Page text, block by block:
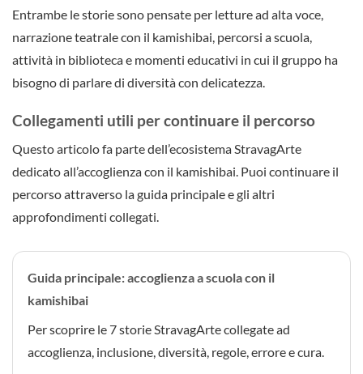
Entrambe le storie sono pensate per letture ad alta voce,
narrazione teatrale con il kamishibai, percorsi a scuola,
attività in biblioteca e momenti educativi in cui il gruppo ha
bisogno di parlare di diversità con delicatezza.
Collegamenti utili per continuare il percorso
Questo articolo fa parte dell’ecosistema StravagArte
dedicato all’accoglienza con il kamishibai. Puoi continuare il
percorso attraverso la guida principale e gli altri
approfondimenti collegati.
Guida principale: accoglienza a scuola con il
kamishibai
Per scoprire le 7 storie StravagArte collegate ad
accoglienza, inclusione, diversità, regole, errore e cura.